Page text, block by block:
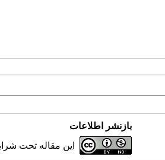
بازنشر اطلاعات
این مقاله تحت